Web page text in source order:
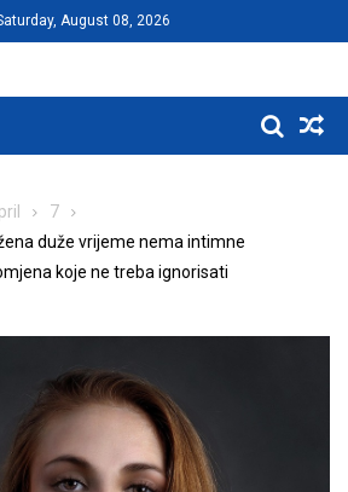
August 08, 2026
7
duže vrijeme nema intimne
koje ne treba ignorisati